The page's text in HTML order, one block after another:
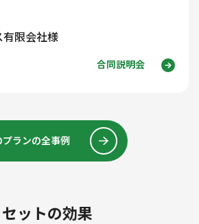
限会社様
合同説明会
プランの全事例
ットの効果